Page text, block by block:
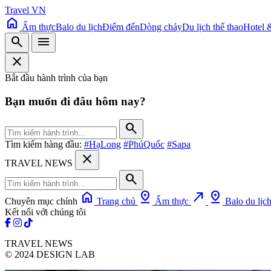
Travel VN
home Ẩm thựcBalo du lịchĐiểm đếnDòng chảyDu lịch thể thaoHotel
search
menu
close
Bắt đầu hành trình của bạn
Bạn muốn đi đâu hôm nay?
search
Tìm kiếm hàng đầu: #HạLong #PhúQuốc #Sapa
TRAVEL NEWS
close
search
Chuyên mục chính home Trang chủ pin_drop Ẩm thực north_east pin_drop Balo du lịch
Kết nối với chúng tôi
TRAVEL NEWS
© 2024 DESIGN LAB